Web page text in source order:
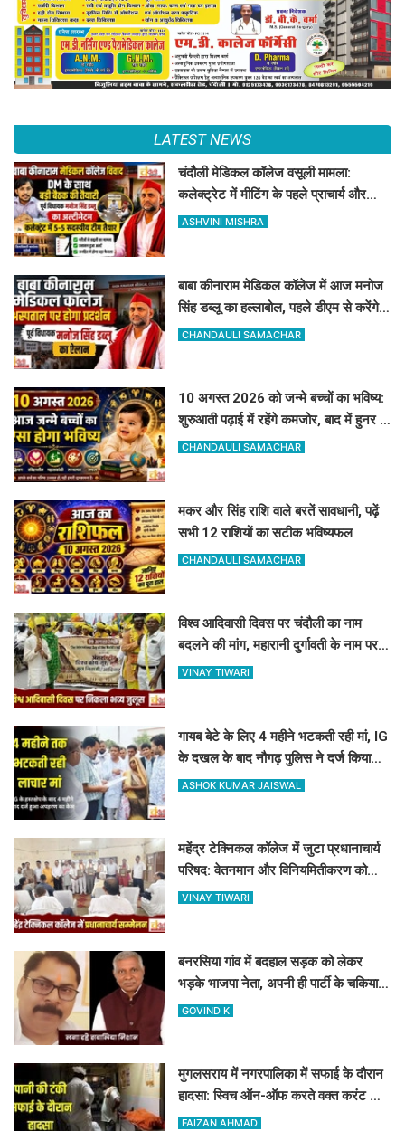
LATEST NEWS
चंदौली मेडिकल कॉलेज वसूली मामला:
कलेक्ट्रेट में मीटिंग के पहले प्राचार्य और
डॉक्टर को नोटिस जारी
ASHVINI MISHRA
बाबा कीनाराम मेडिकल कॉलेज में आज मनोज
सिंह डब्लू का हल्लाबोल, पहले डीएम से करेंगे
बात
CHANDAULI SAMACHAR
10 अगस्त 2026 को जन्मे बच्चों का भविष्य:
शुरुआती पढ़ाई में रहेंगे कमजोर, बाद में हुनर से
करेंगे कमाल
CHANDAULI SAMACHAR
मकर और सिंह राशि वाले बरतें सावधानी, पढ़ें
सभी 12 राशियों का सटीक भविष्यफल
CHANDAULI SAMACHAR
विश्व आदिवासी दिवस पर चंदौली का नाम
बदलने की मांग, महारानी दुर्गावती के नाम पर
रखने की उठी मांग
VINAY TIWARI
गायब बेटे के लिए 4 महीने भटकती रही मां, IG
के दखल के बाद नौगढ़ पुलिस ने दर्ज किया
अपहरण का केस
ASHOK KUMAR JAISWAL
महेंद्र टेक्निकल कॉलेज में जुटा प्रधानाचार्य
परिषद: वेतनमान और विनियमितीकरण को
लेकर पास हुए 4 बड़े प्रस्ताव
VINAY TIWARI
बनरसिया गांव में बदहाल सड़क को लेकर
भड़के भाजपा नेता, अपनी ही पार्टी के चकिया
विधायक पर लगाए कई आरोप
GOVIND K
मुगलसराय में नगरपालिका में सफाई के दौरान
हादसा: स्विच ऑन-ऑफ करते वक्त करंट की
चपेट में आए राजेश, अस्पताल पहुंचने से पहले
FAIZAN AHMAD